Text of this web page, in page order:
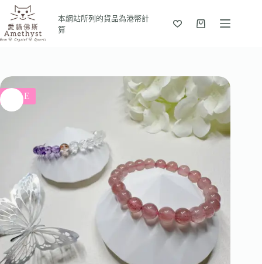
本網站所列的貨品為港幣計
算
SALE